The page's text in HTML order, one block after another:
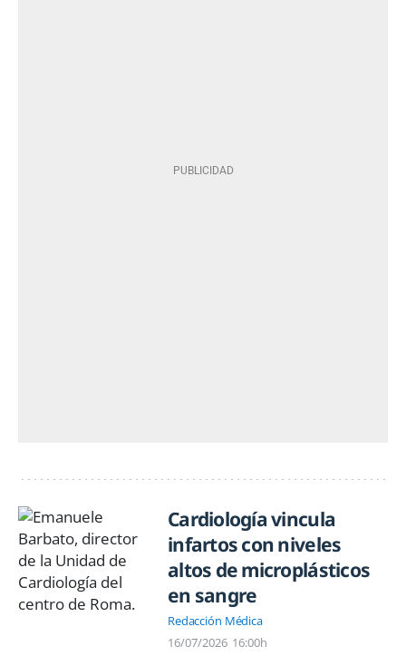
Cardiología vincula
infartos con niveles
altos de microplásticos
en sangre
Redacción Médica
16/07/2026 16:00h